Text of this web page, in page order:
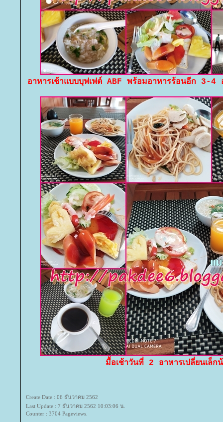
อาหารเช้าแบบบุฟเฟต์ ABF พร้อมอาหารร้อนอีก 3-4
มื้อเช้าวันที่ 2 อาหารเปลี่ยนเล็
Create Date : 06 ธันวาคม 2562
Last Update : 7 ธันวาคม 2562 10:03:06 น.
Counter : 3704 Pageviews.